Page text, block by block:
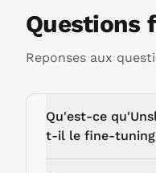
Questions
Reponses aux
Qu'est-ce
t-il le fine-tuning